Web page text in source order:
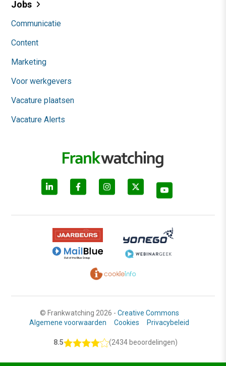
Jobs
Communicatie
Content
Marketing
Voor werkgevers
Vacature plaatsen
Vacature Alerts
© Frankwatching 2026 - Creative Commons
Algemene voorwaarden
Cookies Privacybeleid
8.5 (2434 beoordelingen)